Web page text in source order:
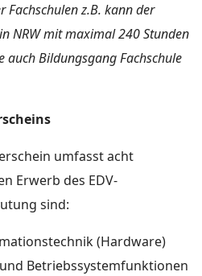
Fachschulen z.B. kann der
NRW mit maximal 240 Stunden
auch Bildungsgang Fachschule
umfasst acht
Erwerb des EDV-
sind:
(Hardware)
Betriebssystemfunktionen